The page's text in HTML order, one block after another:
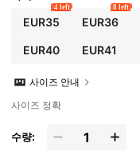
EUR35
4 left
EUR36
8 left
EUR40 EUR41
사이즈 안내
사이즈 정확
수량: